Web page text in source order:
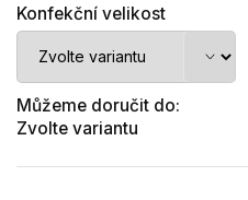
Konfekční velikost
Můžeme doručit do:
Zvolte variantu